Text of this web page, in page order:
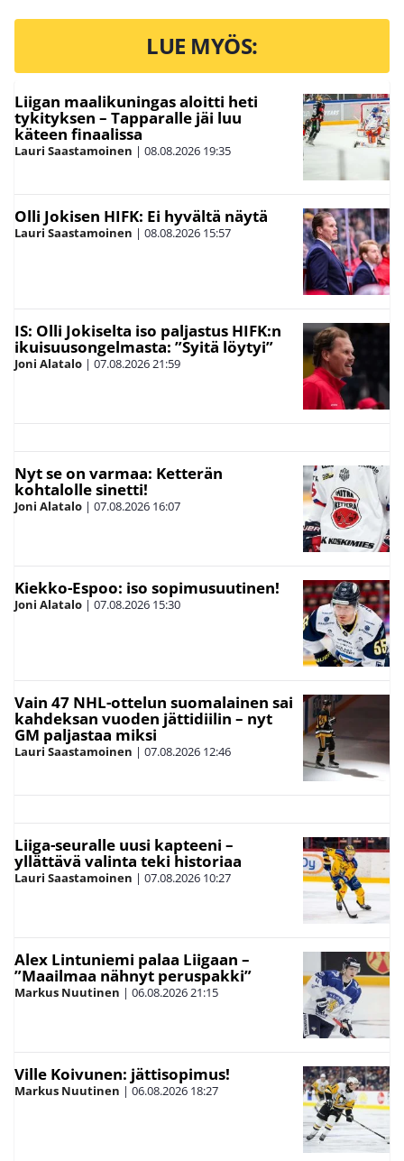
LUE MYÖS:
Liigan maalikuningas aloitti heti
tykityksen – Tapparalle jäi luu
käteen finaalissa
Lauri Saastamoinen | 08.08.2026 19:35
Olli Jokisen HIFK: Ei hyvältä näytä
Lauri Saastamoinen | 08.08.2026 15:57
IS: Olli Jokiselta iso paljastus HIFK:n
ikuisuusongelmasta: ”Syitä löytyi”
Joni Alatalo | 07.08.202621:59
Nyt se on varmaa: Ketterän
kohtalolle sinetti!
Joni Alatalo | 07.08.2026 16:07
Kiekko-Espoo: iso sopimusuutinen!
Joni Alatalo | 07.08.2026 15:30
Vain 47 NHL-ottelun suomalainen sai
kahdeksan vuoden jättidiilin – nyt
GM paljastaa miksi
Lauri Saastamoinen | 07.08.2026 12:46
Liiga-seuralle uusi kapteeni –
yllättävä valinta teki historiaa
Lauri Saastamoinen | 07.08.2026 10:27
Alex Lintuniemi palaa Liigaan –
”Maailmaa nähnyt peruspakki”
Markus Nuutinen | 06.08.202621:15
Ville Koivunen: jättisopimus!
Markus Nuutinen | 06.08.2026 18:27